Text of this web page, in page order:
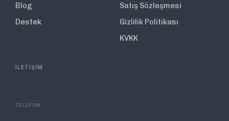
Blog
Destek
Satış Sözleşmesi
Gizlilik Politikası
KVKK
İLETİŞİM
TELEFON